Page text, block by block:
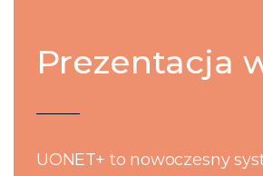
Prezentacja
UONET+ to nowoczesny